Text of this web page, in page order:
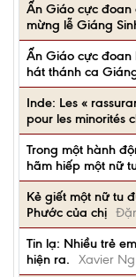
Ấn Giáo cực
mừng lễ Giáng
Ấn Giáo cực đoan
hát thánh ca
Inde: Les «
pour les minorités
Trong một hành
hãm hiếp một nữ
Kẻ giết một nữ tu
Phước của chị
Tin lạ: Nhiều trẻ
hiện ra.
Xavier